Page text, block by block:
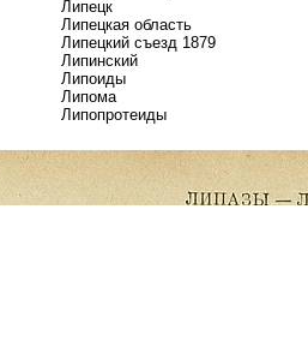
Липецк
Липецкая область
Липецкий съезд 1879
Липинский
Липоиды
Липома
Липопротеиды